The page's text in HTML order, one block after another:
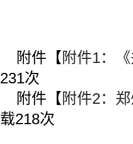
附件【 附件1：
231次
附件【 附件2：
载218次